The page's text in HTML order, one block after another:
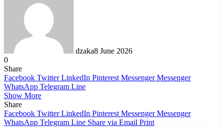
dzaka8 June 2026
0
Share
Facebook Twitter LinkedIn Pinterest Messenger Messenger
WhatsApp Telegram Line
Show More
Share
Facebook Twitter LinkedIn Pinterest Messenger Messenger
WhatsApp Telegram Line Share via Email Print